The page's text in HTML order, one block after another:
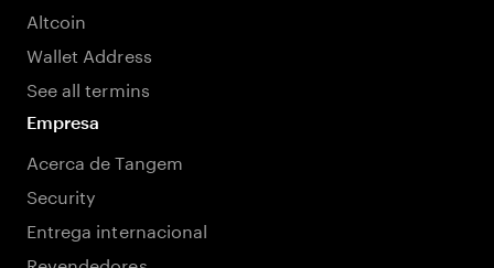
Altcoin
Wallet Address
See all termins
Empresa
Acerca de Tangem
Security
Entrega internacional